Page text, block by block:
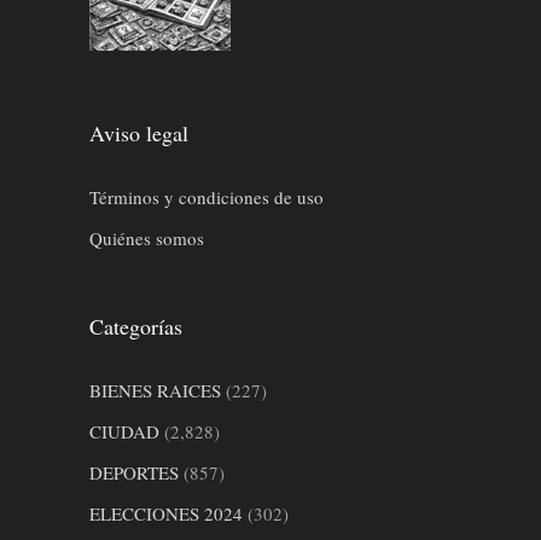
Aviso legal
Términos y condiciones de uso
Quiénes somos
Categorías
BIENES RAICES (227)
CIUDAD (2,828)
DEPORTES (857)
ELECCIONES 2024 (302)